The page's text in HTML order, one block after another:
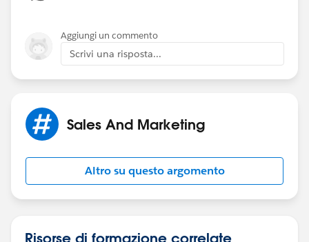
Aggiungi un commento
Scrivi una risposta...
Sales And Marketing
Altro su questo argomento
Risorse di formazione correlate